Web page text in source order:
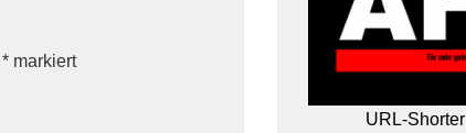
* markiert
URL-Shorter